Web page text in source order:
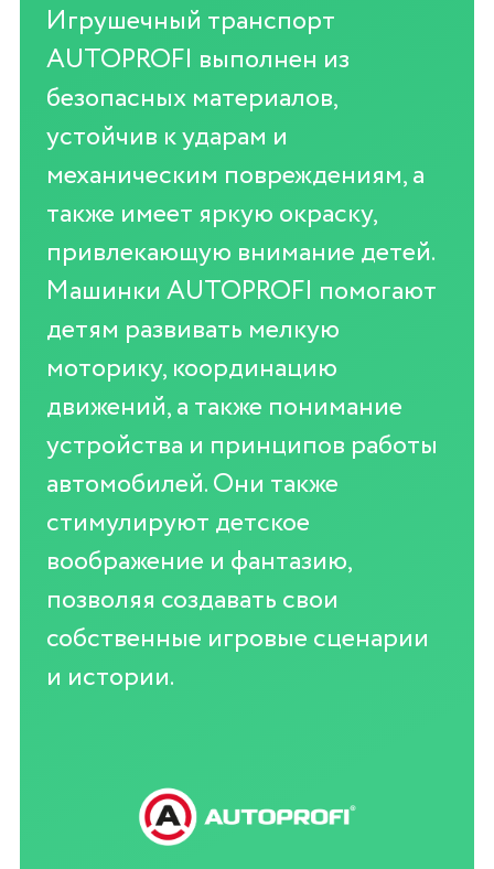
Игрушечный транспорт
AUTOPROFI выполнен из
безопасных материалов,
устойчив к ударам и
механическим повреждениям, а
также имеет яркую окраску,
привлекающую внимание детей.
Машинки AUTOPROFI помогают
детям развивать мелкую
моторику, координацию
движений, а также понимание
устройства и принципов работы
автомобилей. Они также
стимулируют детское
воображение и фантазию,
позволяя создавать свои
собственные игровые сценарии
и истории.